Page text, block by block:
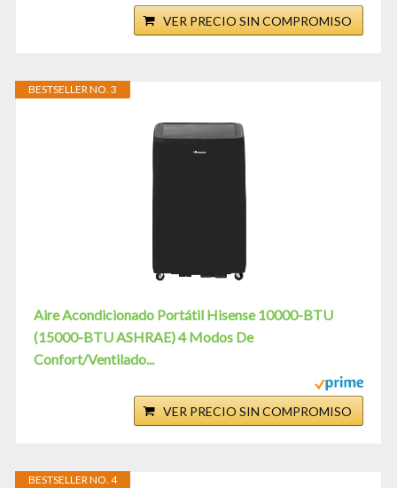
VER PRECIO SIN COMPROMISO
BESTSELLER NO. 3
Aire Acondicionado Portátil Hisense 10000-BTU
(15000-BTU ASHRAE) 4 Modos De
Confort/Ventilado...
VER PRECIO SIN COMPROMISO
BESTSELLER NO. 4